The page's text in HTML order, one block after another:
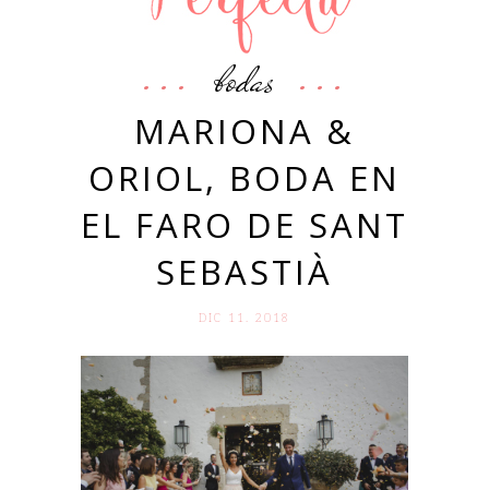
bodas
MARIONA &
ORIOL, BODA EN
EL FARO DE SANT
SEBASTIÀ
DIC 11. 2018